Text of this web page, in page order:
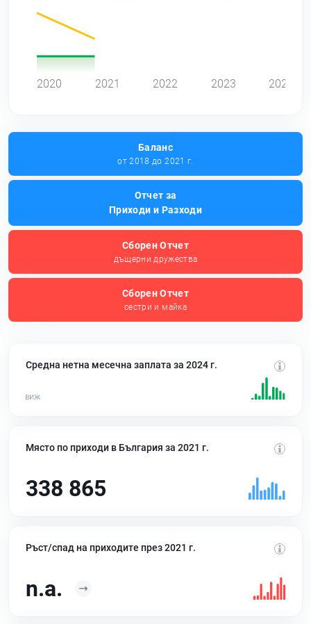
2020 2021 2022 2023 2024
Баланс
от 2018 до 2021 г.
Отчет за
Приходи и Разходи
Сборен Отчет
дъщерни дружества
Сборен Отчет
сестри и майка
Средна нетна месечна заплата за 2024 г.
Място по приходи в България за 2021 г.
338 865
Ръст/спад на приходите през 2021 г.
n.a.